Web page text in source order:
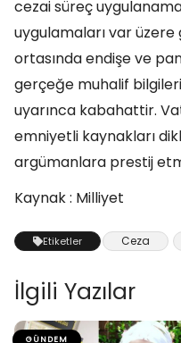
cezai süreç
uygulamaları var
ortasında endişe ve
gerçeğe muhalif
uyarınca kabahattir.
emniyetli kaynakları
argümanlara prestij
Kaynak : Milliyet
Etiketler Ceza
İlgili Yazılar
GÜNDEM